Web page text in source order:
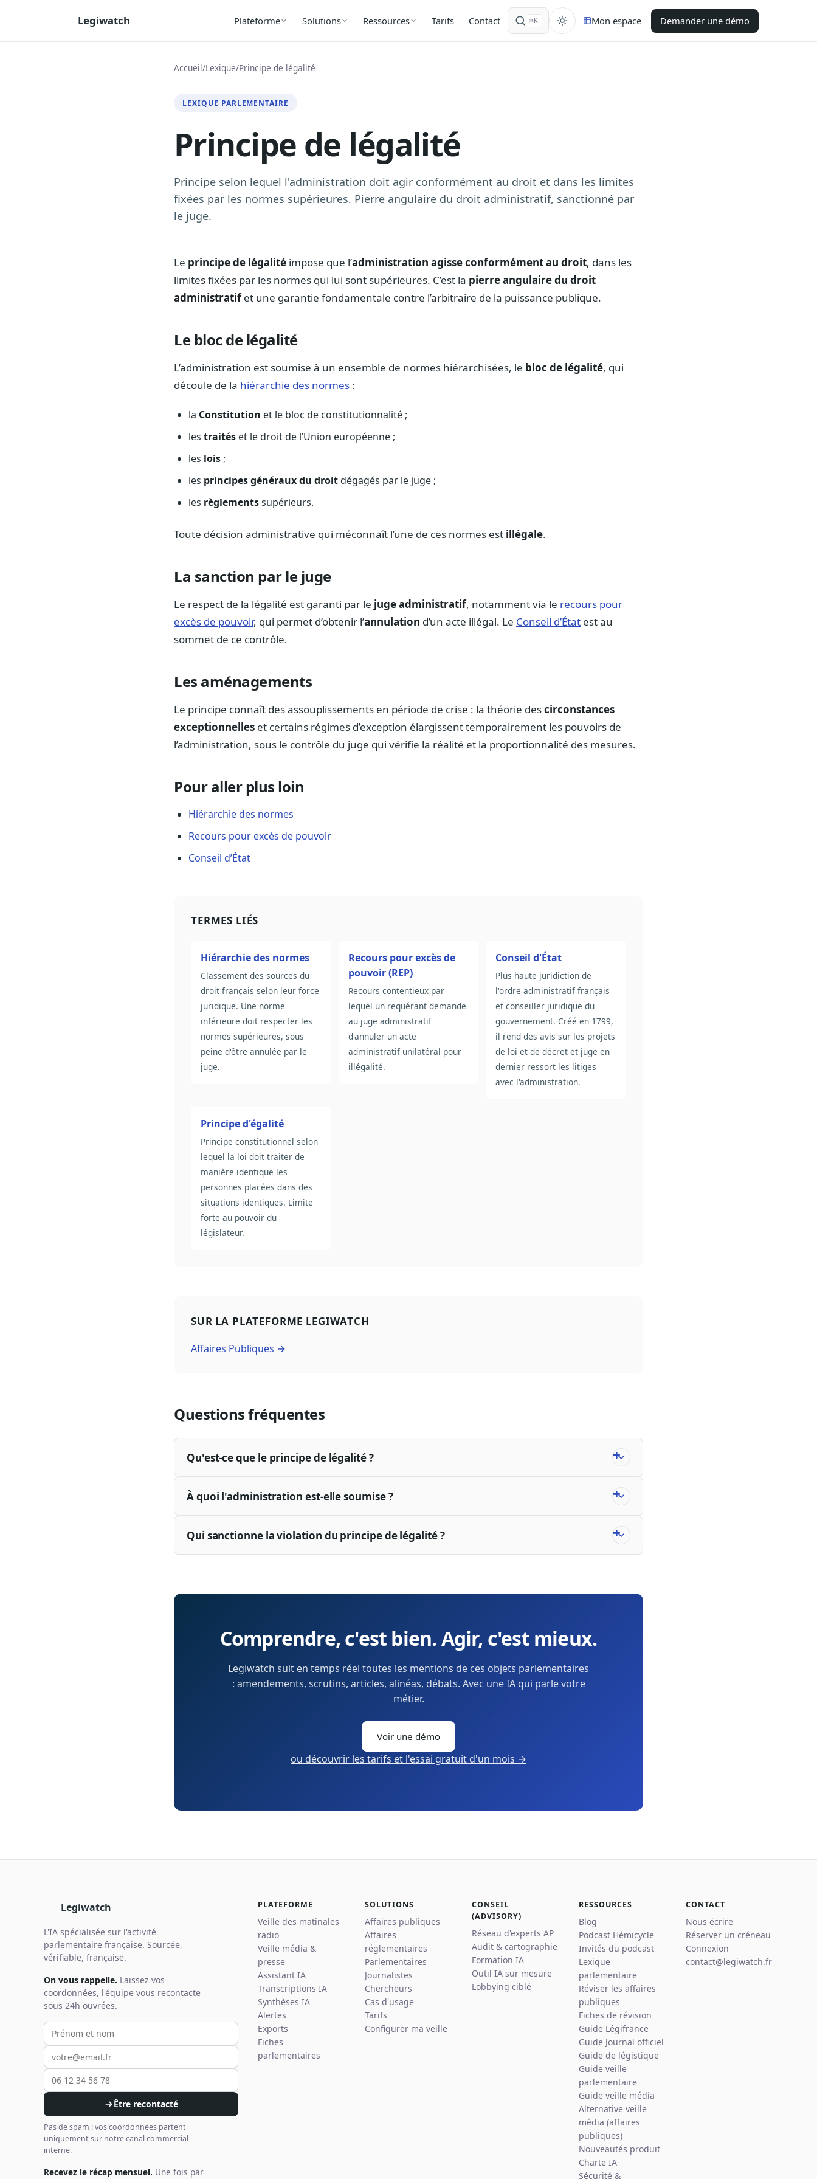
Legiwatch Plateforme Solutions Ressources Tarifs Contact ⌘K Mon espace Demander une démo
Accueil/Lexique/Principe de légalité
LEXIQUE PARLEMENTAIRE
Principe de légalité
Principe selon lequel l'administration doit agir conformément au droit et dans les limites
fixées par les normes supérieures. Pierre angulaire du droit administratif, sanctionné par
le juge.
Le principe de légalité impose que l’administration agisse conformément au droit, dans les
limites fixées par les normes qui lui sont supérieures. C’est la pierre angulaire du droit
administratifet une garantie fondamentale contre l’arbitraire de la puissance publique.
Le bloc de légalité
L’administration est soumise à un ensemble de normes hiérarchisées, le bloc de légalité, qui
découle de la hiérarchie des normes :
la Constitution et le bloc de constitutionnalité ;
les traités et le droit de l’Union européenne ;
les lois ;
les principes généraux du droitdégagés par le juge ;
les règlementssupérieurs.
Toute décision administrative qui méconnaît l’une de ces normes est illégale.
La sanction par le juge
Le respect de la légalité est garanti par le juge administratif, notamment via le recours pour
excès de pouvoir, qui permet d’obtenir l’annulation d’un acte illégal. Le Conseil d’État est au
sommet de ce contrôle.
Les aménagements
Le principe connaît des assouplissements en période de crise : la théorie descirconstances
exceptionnelles et certains régimes d’exception élargissent temporairement les pouvoirs de
l’administration, sous le contrôle du juge qui vérifie la réalité et la proportionnalité des mesures.
Pour aller plus loin
Hiérarchie des normes
Recours pour excès de pouvoir
Conseil d’État
TERMES LIÉS
Hiérarchie des normes
Classement des sources du
droit français selon leur force
juridique. Une norme
inférieure doit respecter les
normes supérieures, sous
peine d'être annulée par le
juge.
Recours pour excès de
pouvoir (REP)
Recours contentieux par
lequel un requérant demande
au juge administratif
d'annuler un acte
administratif unilatéral pour
illégalité.
Conseil d'État
Plus haute juridiction de
l'ordre administratif français
et conseiller juridique du
gouvernement. Créé en 1799,
il rend des avis sur les projets
de loi et de décret et juge en
dernier ressort les litiges
avec l'administration.
Principe d'égalité
Principe constitutionnel selon
lequel la loi doit traiter de
manière identique les
personnes placées dans des
situations identiques. Limite
forte au pouvoir du
législateur.
SUR LA PLATEFORME LEGIWATCH
Affaires Publiques →
Questions fréquentes
Qu'est-ce que le principe de légalité ?
À quoi l'administration est-elle soumise ?
Qui sanctionne la violation du principe de légalité ?
Comprendre, c'est bien. Agir, c'est mieux.
Legiwatch suit en temps réel toutes les mentions de ces objets parlementaires
: amendements, scrutins, articles, alinéas, débats. Avec une IA qui parle votre
métier.
Voir une démo
ou découvrir les tarifs et l'essai gratuit d'un mois →
Legiwatch
L'IA spécialisée sur l'activité
parlementaire française. Sourcée,
vérifiable, française.
On vous rappelle. Laissez vos
coordonnées, l'équipe vous recontacte
sous 24h ouvrées.
Votre prénom et nom
Votre email
Votre téléphone
Être recontacté
Pas de spam : vos coordonnées partent
uniquement sur notre canal commercial
interne.
Recevez le récap mensuel. Une fois par
PLATEFORME
Veille des matinales
radio
Veille média &
presse
Assistant IA
Transcriptions IA
Synthèses IA
Alertes
Exports
Fiches
parlementaires
SOLUTIONS
Affaires publiques
Affaires
réglementaires
Parlementaires
Journalistes
Chercheurs
Cas d'usage
Tarifs
Configurer ma veille
CONSEIL
(ADVISORY)
Réseau d'experts AP
Audit & cartographie
Formation IA
Outil IA sur mesure
Lobbying ciblé
RESSOURCES
Blog
Podcast Hémicycle
Invités du podcast
Lexique
parlementaire
Réviser les affaires
publiques
Fiches de révision
Guide Légifrance
Guide Journal officiel
Guide de légistique
Guide veille
parlementaire
Guide veille média
Alternative veille
média (affaires
publiques)
Nouveautés produit
Charte IA
Sécurité &
CONTACT
Nous écrire
Réserver un créneau
Connexion
contact@legiwatch.fr